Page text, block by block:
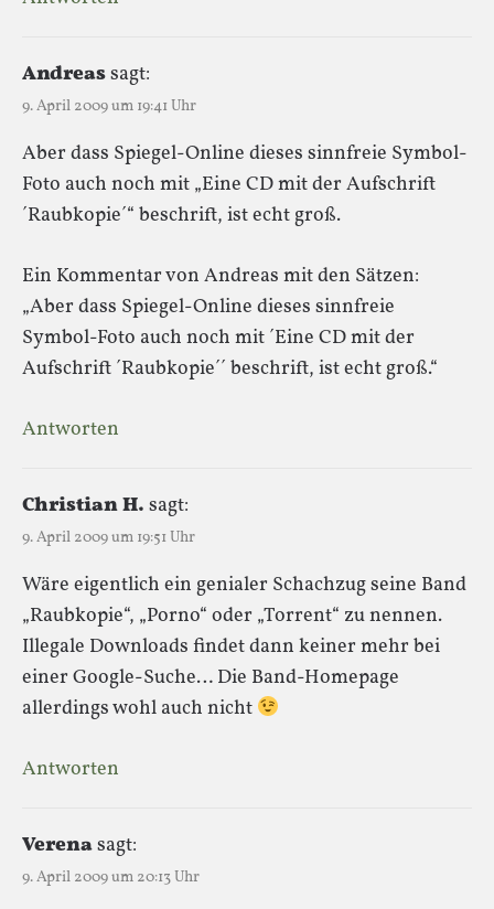
Andreassagt:
9. April 2009 um 19:41 Uhr
Aber dass Spiegel-Online dieses sinnfreie Symbol-
Foto auch noch mit „Eine CD mit der Aufschrift
´Raubkopie´“ beschrift, ist echt groß.
Ein Kommentar von Andreas mit den Sätzen:
„Aber dass Spiegel-Online dieses sinnfreie
Symbol-Foto auch noch mit ´Eine CD mit der
Aufschrift ´Raubkopie´´ beschrift, ist echt groß.“
Antworten
Christian H. sagt:
9. April 2009 um 19:51 Uhr
Wäre eigentlich ein genialer Schachzug seine Band
„Raubkopie“, „Porno“ oder „Torrent“ zu nennen.
Illegale Downloads findet dann keiner mehr bei
einer Google-Suche… Die Band-Homepage
allerdings wohl auch nicht
Antworten
Verenasagt:
9. April 2009 um 20:13 Uhr